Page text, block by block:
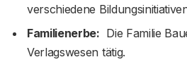
verschiedene
Familienerbe: Die Familie
Verlagswesen tätig.